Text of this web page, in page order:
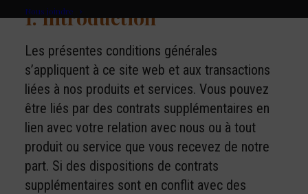
Nous joindre
1. Introduction
Les présentes conditions générales
s’appliquent à ce site web et aux transactions
liées à nos produits et services. Vous pouvez
être liés par des contrats supplémentaires en
lien avec votre relation avec nous ou à tout
produit ou service que vous recevez de notre
part. Si des dispositions de contrats
supplémentaires sont en conflit avec des